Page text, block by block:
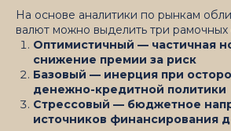
На основе аналитики по рынкам
валют можно выделить три рамочных
Оптимистичный — частичная
снижение премии за риск
Базовый — инерция при
денежно-кредитной политики
Стрессовый — бюджетное
источников финансирования